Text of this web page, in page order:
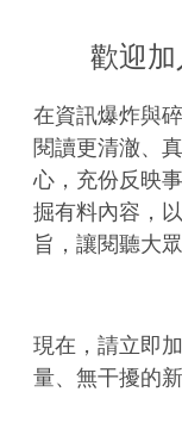
歡迎
在資訊爆炸與
閱讀更清澈、
心，充份反映
掘有料內容，
旨，讓閱聽大
現在，請立即
量、無干擾的新